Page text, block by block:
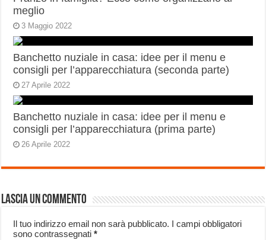
meglio
3 Maggio 2022
Banchetto nuziale in casa: idee per il menu e
consigli per l’apparecchiatura (seconda parte)
27 Aprile 2022
Banchetto nuziale in casa: idee per il menu e
consigli per l’apparecchiatura (prima parte)
26 Aprile 2022
Lascia un commento
Il tuo indirizzo email non sarà pubblicato. I campi obbligatori
sono contrassegnati*